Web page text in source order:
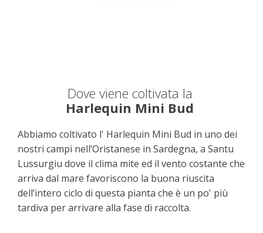
Dove viene coltivata la
Harlequin Mini Bud
Abbiamo coltivato l' Harlequin Mini Bud in uno dei
nostri campi nell’Oristanese in Sardegna, a Santu
Lussurgiu dove il clima mite ed il vento costante che
arriva dal mare favoriscono la buona riuscita
dell’intero ciclo di questa pianta che è un po' più
tardiva per arrivare alla fase di raccolta.